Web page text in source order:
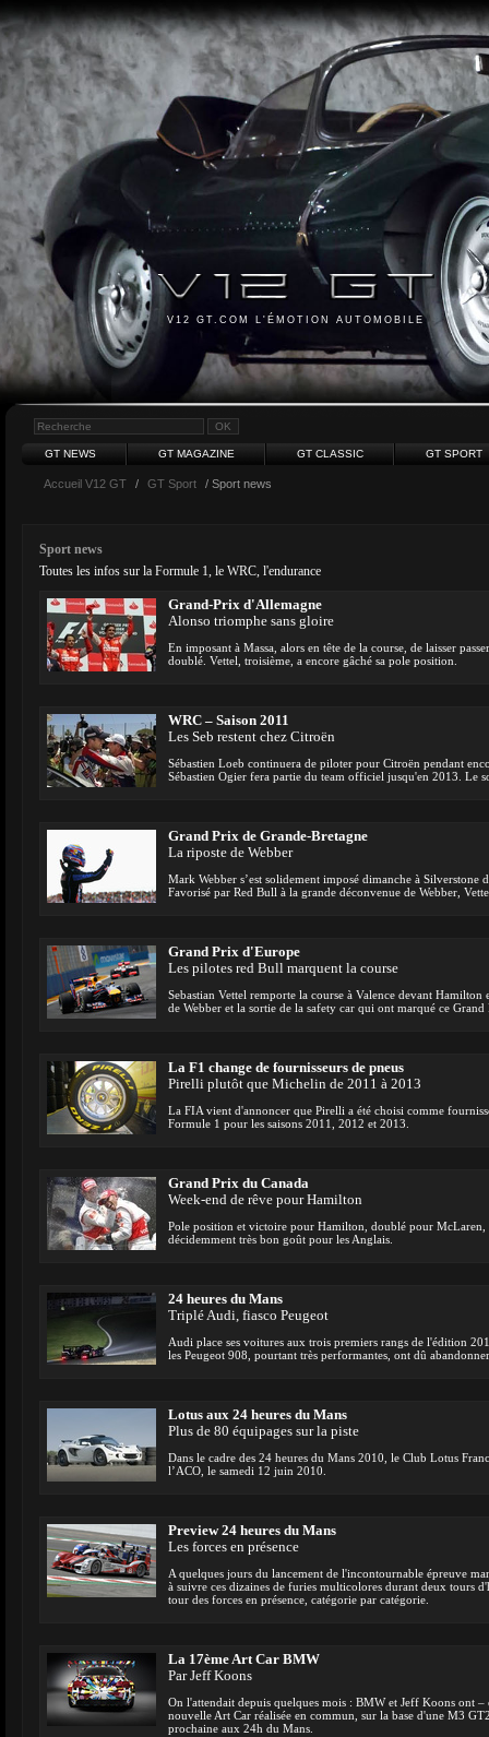
V12 GT.COM L'ÉMOTION AUTOMOBILE
GT NEWS GT MAGAZINE GT CLASSIC GT SPORT
Accueil V12 GT / GT Sport / Sport news
Sport news
Toutes les infos sur la Formule 1, le WRC, l'endurance
Grand-Prix d'Allemagne
Alonso triomphe sans gloire
En imposant à Massa, alors en tête de la course, de laisser
doublé. Vettel, troisième, a encore gâché sa pole position.
WRC – Saison 2011
Les Seb restent chez Citroën
Sébastien Loeb continuera de piloter pour Citroën pendant
Sébastien Ogier fera partie du team officiel jusqu'en 2013. Le
Grand Prix de Grande-Bretagne
La riposte de Webber
Mark Webber s’est solidement imposé dimanche à Silverstone
Favorisé par Red Bull à la grande déconvenue de Webber,
Grand Prix d'Europe
Les pilotes red Bull marquent la course
Sebastian Vettel remporte la course à Valence devant Hamilton
de Webber et la sortie de la safety car qui ont marqué ce Grand
La F1 change de fournisseurs de pneus
Pirelli plutôt que Michelin de 2011 à 2013
La FIA vient d'annoncer que Pirelli a été choisi comme
Formule 1 pour les saisons 2011, 2012 et 2013.
Grand Prix du Canada
Week-end de rêve pour Hamilton
Pole position et victoire pour Hamilton, doublé pour McLaren,
décidemment très bon goût pour les Anglais.
24 heures du Mans
Triplé Audi, fiasco Peugeot
Audi place ses voitures aux trois premiers rangs de l'édition
les Peugeot 908, pourtant très performantes, ont dû
Lotus aux 24 heures du Mans
Plus de 80 équipages sur la piste
Dans le cadre des 24 heures du Mans 2010, le Club Lotus
l’ACO, le samedi 12 juin 2010.
Preview 24 heures du Mans
Les forces en présence
A quelques jours du lancement de l'incontournable épreuve
à suivre ces dizaines de furies multicolores durant deux tours
tour des forces en présence, catégorie par catégorie.
La 17ème Art Car BMW
Par Jeff Koons
On l'attendait depuis quelques mois : BMW et Jeff Koons ont
nouvelle Art Car réalisée en commun, sur la base d'une M3
prochaine aux 24h du Mans.